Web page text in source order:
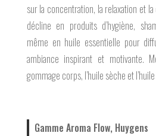
sur la concentration, la relaxation et
décline en produits d’hygiène,
même en huile essentielle pour
ambiance inspirant et motivante.
gommage corps, l’huile sèche et
Gamme Aroma Flow, Huygens